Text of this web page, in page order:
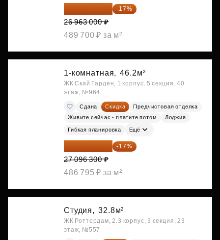
22 379 290 ₽ -17%
26 963 000 ₽
489 700 ₽ за м²
1-комнатная, 46.2м²
ЖК Скай Гарден, 1 корпус, 5 секция, 40
этаж, №964
Сдана Скидка
Предчистовая отделка
Живите сейчас - платите потом
Лоджия
Гибкая планировка Ещё
22 489 929 ₽ -17%
27 096 300 ₽
486 795 ₽ за м²
Студия, 32.8м²
ЖК Роттердам, 2.3 корпус, 3 секция, 23
этаж, №557